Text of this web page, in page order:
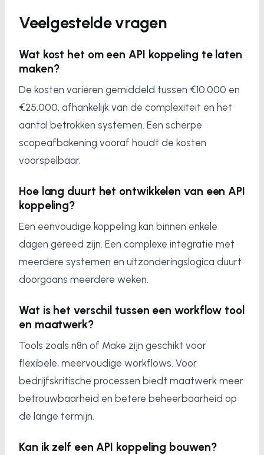
Veelgestelde vragen
Wat kost het om een API koppeling te laten
maken?
De kosten variëren gemiddeld tussen €10.000 en
€25.000, afhankelijk van de complexiteit en het
aantal betrokken systemen. Een scherpe
scopeafbakening vooraf houdt de kosten
voorspelbaar.
Hoe lang duurt het ontwikkelen van een API
koppeling?
Een eenvoudige koppeling kan binnen enkele
dagen gereed zijn. Een complexe integratie met
meerdere systemen en uitzonderingslogica duurt
doorgaans meerdere weken.
Wat is het verschil tussen een workflow tool
en maatwerk?
Tools zoals n8n of Make zijn geschikt voor
flexibele, meervoudige workflows. Voor
bedrijfskritische processen biedt maatwerk meer
betrouwbaarheid en betere beheerbaarheid op
de lange termijn.
Kan ik zelf een API koppeling bouwen?